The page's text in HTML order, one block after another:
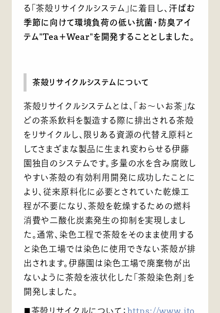
る「茶殻リサイクルシステム」に着目し、 汗ばむ
季節に向けて環境負荷の低い抗菌・防臭アイ
テム"Tea＋Wear"を開発することとしました。
茶殻リサイクルシステムについて
茶殻リサイクルシステムとは、「お～いお茶」な
どの茶系飲料を製造する際に排出される茶殻
をリサイクルし、限りある資源の代替え原料と
してさまざまな製品に生まれ変わらせる伊藤
園独自のシステムです。多量の水を含み腐敗し
やすい茶殻の有効利用開発に成功したことに
より、従来原料化に必要とされていた乾燥工
程が不要になり、茶殻を乾燥するための燃料
消費や二酸化炭素発生の抑制を実現しまし
た。通常、染色工程で茶殻をそのまま使用する
と染色工場では染色に使用できない茶殻が排
出されます。伊藤園は染色工場で廃棄物が出
ないように茶殻を液状化した「茶殻染色剤」を
開発しました。
■茶殻リサイクルについて： https://www.ito